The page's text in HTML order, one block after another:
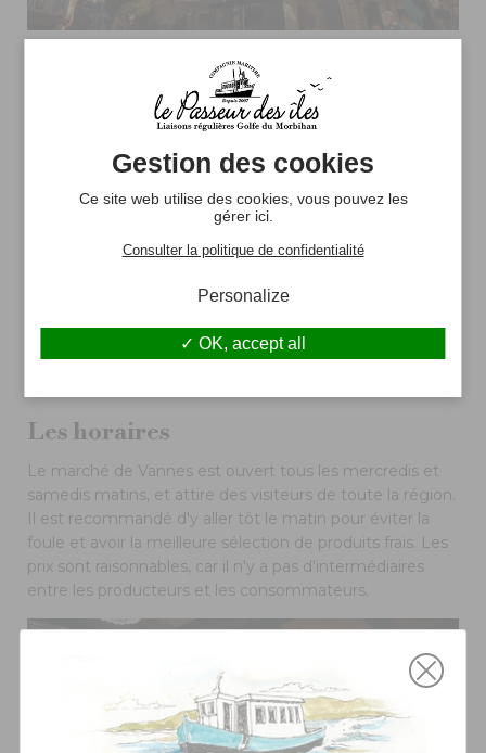
Les horaires
Le marché de Vannes est ouvert tous les mercredis et
samedis matins, et attire des visiteurs de toute la région.
Il est recommandé d'y aller tôt le matin pour éviter la
foule et avoir la meilleure sélection de produits frais. Les
prix sont raisonnables, car il n'y a pas d'intermédiaires
entre les producteurs et les consommateurs.
Gestion des cookies
Ce site web utilise des cookies, vous pouvez les
gérer ici.
Consulter la politique de confidentialité
Personalize
OK, accept all